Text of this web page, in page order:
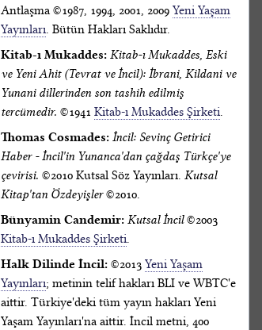
Antlaşma ©1987, 1994, 2001, 2009 Yeni Yaşam
Yayınları. Bütün Hakları Saklıdır.
Kitab-ı Mukaddes: Kitab-ı Mukaddes, Eski
ve Yeni Ahit (Tevrat ve İncil): İbrani, Kildani ve
Yunani dillerinden son tashih edilmiş
tercümedir. ©1941 Kitab-ı Mukaddes Şirketi.
Thomas Cosmades: İncil: Sevinç Getirici
Haber - İncil'in Yunanca'dan çağdaş Türkçe'ye
çevirisi. ©2010 Kutsal Söz Yayınları. Kutsal
Kitap'tan Özdeyişler©2010.
Bünyamin Candemir: Kutsal İncil©2003
Kitab-ı Mukaddes Şirketi.
Halk Dilinde İncil: ©2013 Yeni Yaşam
Yayınları; metinin telif hakları BLI ve WBTC'e
aittir. Türkiye'deki tüm yayın hakları Yeni
Yaşam Yayınları'na aittir. İncil metni, 400